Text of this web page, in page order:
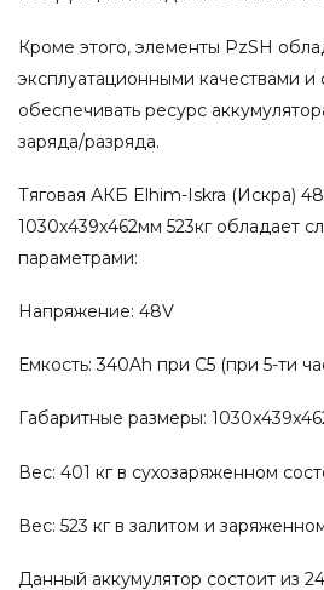
Кроме этого, элементы PzSH
эксплуатационными качествами и
обеспечивать ресурс
заряда/разряда.
Тяговая АКБ Elhim-Iskra (Искра)
1030x439x462мм 523кг обладает
параметрами:
Напряжение: 48V
Емкость: 340Ah при С5 (при 5-ти
Габаритные размеры:
Вес: 401 кг в сухозаряженном
Вес: 523 кг в залитом и
Данный аккумулятор состоит из